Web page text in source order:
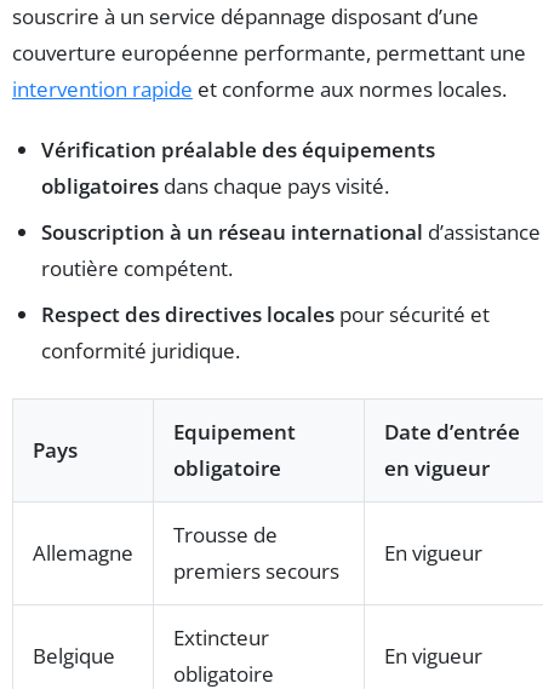
souscrire à un service dépannage disposant d’une
couverture européenne performante, permettant une
intervention rapide et conforme aux normes locales.
Vérification préalable des équipements
obligatoires dans chaque pays visité.
Souscription à un réseau international d’assistance
routière compétent.
Respect des directives locales pour sécurité et
conformité juridique.
Pays
Equipement
obligatoire
Date d’entrée
en vigueur
Allemagne
Trousse de
premiers secours
En vigueur
Belgique
Extincteur
obligatoire
En vigueur